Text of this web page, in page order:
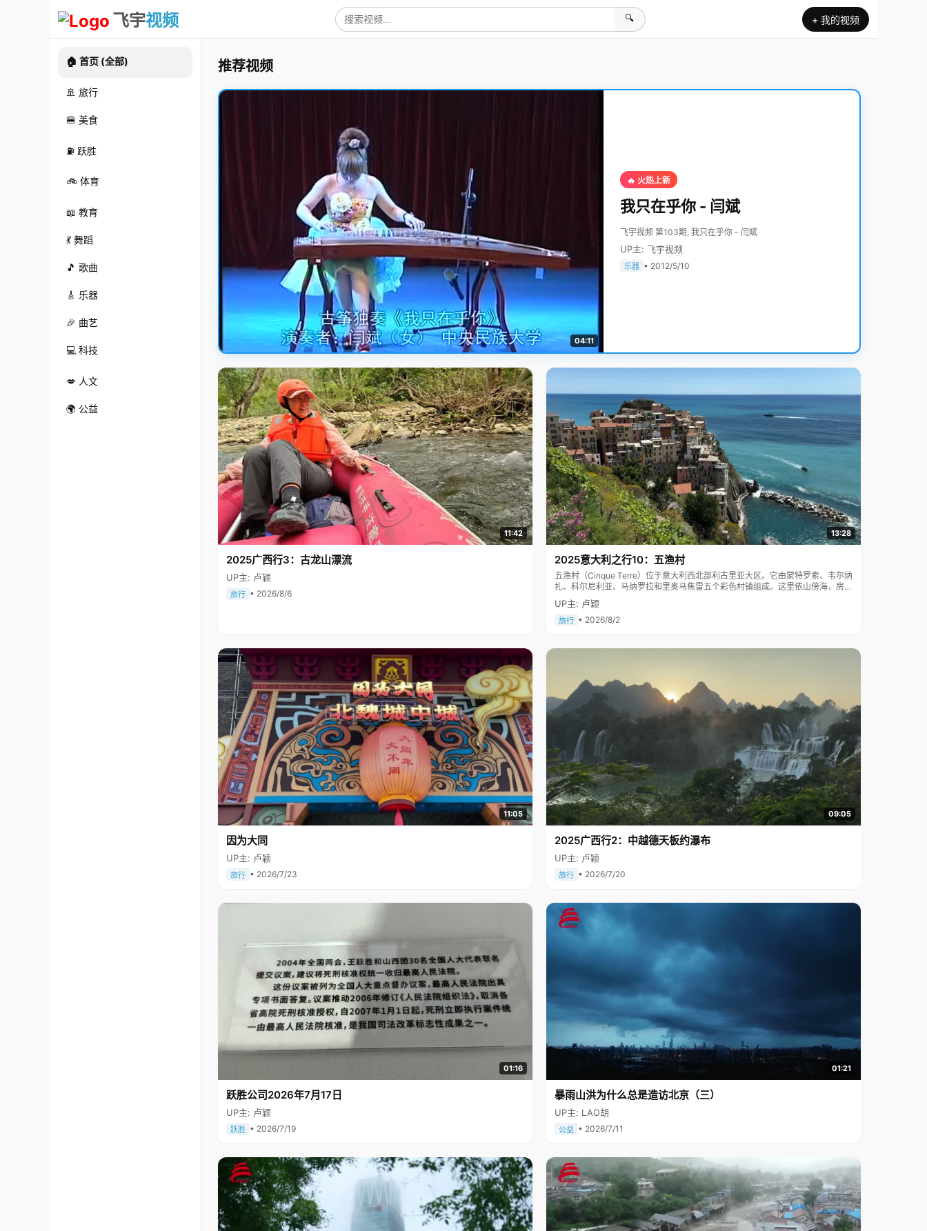
飞宇视频 🔍 + 我的视频
🏠 首页 (全部)
🚢 旅行
🍔 美食
⛽ 跃胜
🚲 体育
📖 教育
💃 舞蹈
🎵 歌曲
🎸 乐器
🎉 曲艺
💻 科技
💋 人文
🌍 公益
推荐视频
04:11
🔥 火热上新
我只在乎你 - 闫斌
飞宇视频 第103期, 我只在乎你 - 闫斌
UP主: 飞宇视频
乐器 • 2012/5/10
11:42
2025广西行3：古龙山漂流
UP主: 卢颖
旅行 • 2026/8/6
13:28
2025意大利之行10：五渔村
五渔村（Cinque Terre）位于意大利西北部利古里亚大区。它由蒙特罗索、韦尔纳
扎、科尔尼利亚、马纳罗拉和里奥马焦雷五个彩色村镇组成。这里依山傍海，房屋
色彩斑斓，1997年被列为世界文化遗产。
UP主: 卢颖
旅行 • 2026/8/2
11:05
因为大同
UP主: 卢颖
旅行 • 2026/7/23
09:05
2025广西行2：中越德天板约瀑布
UP主: 卢颖
旅行 • 2026/7/20
01:16
跃胜公司2026年7月17日
UP主: 卢颖
跃胜 • 2026/7/19
01:21
暴雨山洪为什么总是造访北京（三）
UP主: LAO胡
公益 • 2026/7/11